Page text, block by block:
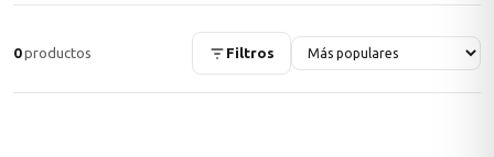
0productos Filtros